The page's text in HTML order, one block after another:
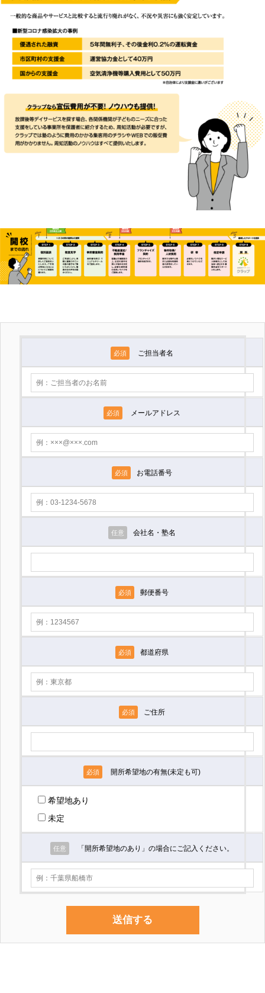
必須 ご担当者名
必須 メールアドレス
必須 お電話番号
任意 会社名・塾名
必須 郵便番号
必須 都道府県
必須 ご住所
必須 開所希望地の有無(未定も可)
希望地あり
未定
任意 「開所希望地のあり」の場合にご記入ください。